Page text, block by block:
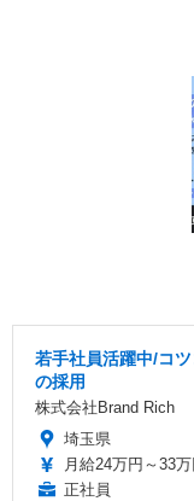
若手社員活躍中/コ
の採用
株式会社Brand Rich
埼玉県
月給24万円～33万
正社員